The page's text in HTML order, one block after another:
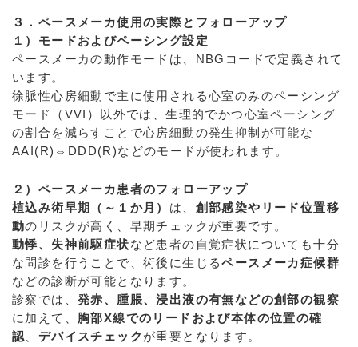
３．ペースメーカ使用の実際とフォローアップ
１）モードおよびペーシング設定
ペースメーカの動作モードは、NBGコードで定義されて
います。
徐脈性心房細動で主に使用される心室のみのペーシング
モード（VVI）以外では、生理的でかつ心室ペーシング
の割合を減らすことで心房細動の発生抑制が可能な
AAI(R)⇔DDD(R)などのモードが使われます。
２）ペースメーカ患者のフォローアップ
植込み術早期（～１か月） は、 創部感染やリード位置移
動のリスクが高く、早期チェックが重要です。
動悸、失神前駆症状など患者の自覚症状についても十分
な問診を行うことで、術後に生じるペースメーカ症候群
などの診断が可能となります。
診察では、 発赤、腫脹、浸出液の有無などの創部の観察
に加えて、 胸部X線でのリードおよび本体の位置の確
認
デバイスチェック が重要となります。